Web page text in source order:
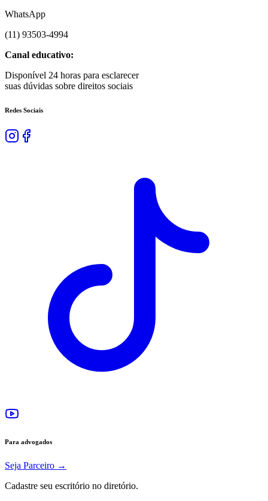
WhatsApp
(11) 93503-4994
Canal educativo:
Disponível 24 horas para esclarecer
suas dúvidas sobre direitos sociais
Redes Sociais
Para advogados
Seja Parceiro →
Cadastre seu escritório no diretório.